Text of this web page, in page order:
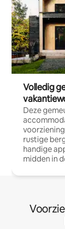
Volledig
Deze
rustige
handige
midden in